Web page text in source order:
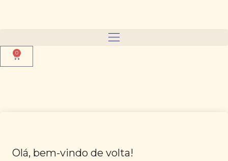
0
Olá, bem-vindo de volta!